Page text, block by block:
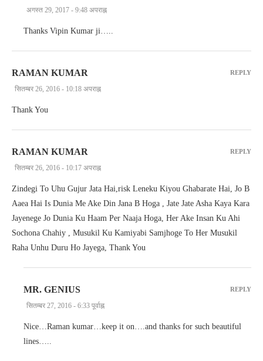
अगस्त 29, 2017 - 9:48 अपराह्न
Thanks Vipin Kumar ji…..
RAMAN KUMAR
सितम्बर 26, 2016 - 10:18 अपराह्न
Thank You
REPLY
RAMAN KUMAR
सितम्बर 26, 2016 - 10:17 अपराह्न
Zindegi To Uhu Gujur Jata Hai,risk Leneku Kiyou Ghabarate Hai, Jo B
Aaea Hai Is Dunia Me Ake Din Jana B Hoga , Jate Jate Asha Kaya Kara
Jayenege Jo Dunia Ku Haam Per Naaja Hoga, Her Ake Insan Ku Ahi
Sochona Chahiy , Musukil Ku Kamiyabi Samjhoge To Her Musukil
Raha Unhu Duru Ho Jayega, Thank You
REPLY
MR. GENIUS
सितम्बर 27, 2016 - 6:33 पूर्वाह्न
Nice…Raman kumar…keep it on….and thanks for such beautiful
lines…..
REPLY